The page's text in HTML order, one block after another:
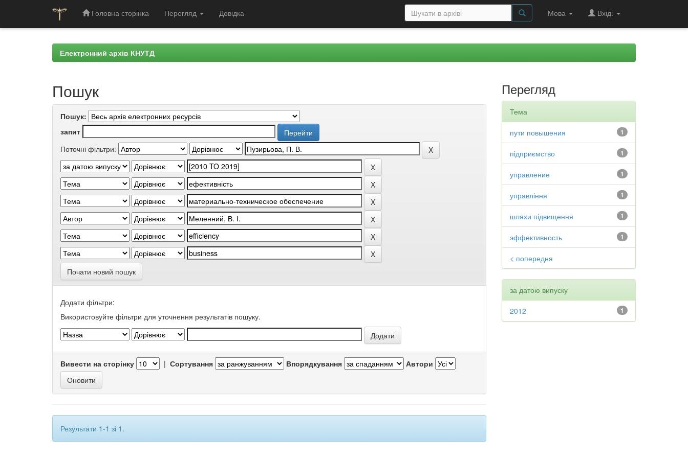
Головна сторінка Перегляд Довідка Мова Вхід:
Електронний архів КНУТД
Пошук
Пошук:
запит
Поточні фільтри:
Почати новий пошук
Додати фільтри:
Використовуйте фільтри для уточнення результатів пошуку.
Вивести на сторінку | Сортування Впорядкування Автори
Результати 1-1 зі 1.
Перегляд
Тема
1
пути повышения
1
підприємство
1
управление
1
управління
1
шляхи підвищення
1
эффективность
< попередня
за датою випуску
1
2012